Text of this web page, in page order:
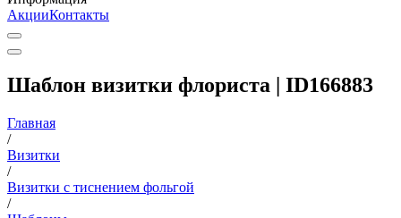
АкцииКонтакты
Шаблон визитки флориста | ID166883
Главная
/
Визитки
/
Визитки с тиснением фольгой
/